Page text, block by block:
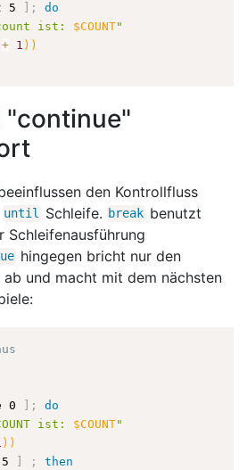
5 ;
do
ist: $COUNT"
+ 1 ))
"continue"
den Kontrollfluss
until Schleife. break benutzt
Schleifenausführung
hingegen bricht nur den
und macht mit dem nächsten
0 ;
do
ist: $COUNT"
))
;
then